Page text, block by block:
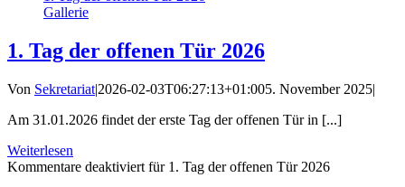
Gallerie
1. Tag der offenen Tür 2026
Von Sekretariat|2026-02-03T06:27:13+01:005. November 2025|
Am 31.01.2026 findet der erste Tag der offenen Tür in [...]
Weiterlesen
Kommentare deaktiviert für 1. Tag der offenen Tür 2026